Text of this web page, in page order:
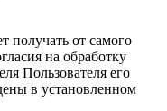
получать от самого
на обработку
Пользователя его
в установленном